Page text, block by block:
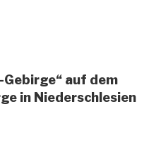
Gebirge“ auf dem
in Niederschlesien